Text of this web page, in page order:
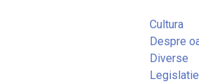
Cultura
Despre
Diverse
Legislatie